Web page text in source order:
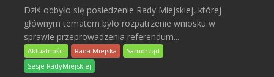
Dziś odbyło się posiedzenie Rady Miejskiej, której
głównym tematem było rozpatrzenie wniosku w
sprawie przeprowadzenia referendum...
Aktualności Rada Miejska
Samorząd
Sesje RadyMiejskiej